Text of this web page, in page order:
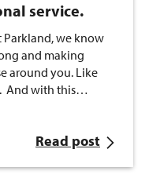
service.
Parkland, we know
and making
around you. Like
And with this…
Read post